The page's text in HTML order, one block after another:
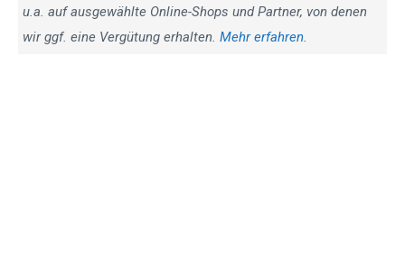
u.a. auf ausgewählte Online-Shops und Partner, von denen
wir ggf. eine Vergütung erhalten. Mehr erfahren.